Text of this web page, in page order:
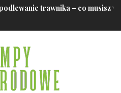
trawnika – co musisz